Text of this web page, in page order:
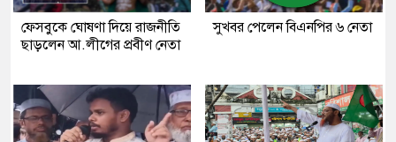
ফেসবুকে ঘোষণা দিয়ে রাজনীতি
ছাড়লেন আ.লীগের প্রবীণ নেতা
সুখবর পেলেন বিএনপির ৬ নেতা